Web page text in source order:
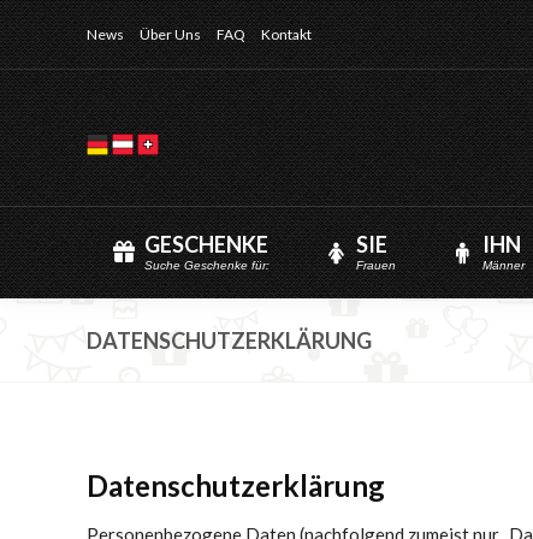
News Über Uns FAQ Kontakt
GESCHENKE
Suche Geschenke für:
SIE
Frauen
IHN
Männer
DATENSCHUTZERKLÄRUNG
Datenschutzerklärung
Personenbezogene Daten (nachfolgend zumeist nur